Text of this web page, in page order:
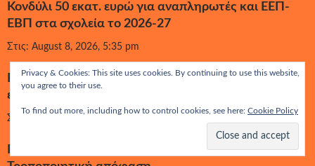
Κονδύλι 50 εκατ. ευρώ για αναπληρωτές και ΕΕΠ-
ΕΒΠ στα σχολεία το 2026-27
Στις: August 8, 2026, 5:35 pm
ΕΛΑΣ: Διορισμοί και προσλήψεις εκπαιδευτικών- Τι
ετοιμάζει πάλι η κυβέρνηση;
Στις: August 7, 2026, 9:11 pm
Πρόγραμμα εσωτερικής κινητικότητας φοιτητών:
Privacy & Cookies: This site uses cookies. By continuing to use this website,
you agree to their use.
To find out more, including how to control cookies, see here: Cookie Policy